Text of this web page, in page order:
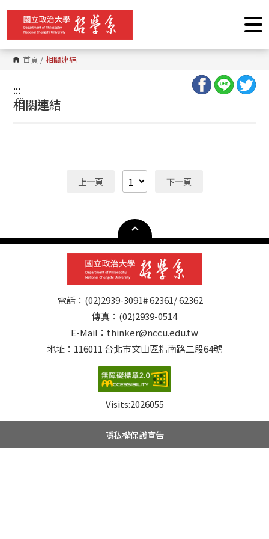
跳
要
內
容
區 首頁 / 相關連結
:::
:::
相關連結
上一頁 下一頁
電話：(02)2939-3091# 62361/ 62362
傳真：(02)2939-0514
E-Mail：thinker@nccu.edu.tw
地址：116011 台北市文山區指南路二段64號
Visits:2026055
隱私權保護宣告